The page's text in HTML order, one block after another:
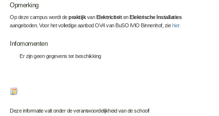
Opmerking
Op deze campus wordt depraktijkvan ElektriciteitenElektrische Installaties
aangeboden. Voor het volledige aanbod OV4 van BuSO IVIO Binnenhof, zie hier.
Infomomenten
Er zijn geen gegevens ter beschikking
Deze informatie valt onder de verantwoordelijkheid van de school!